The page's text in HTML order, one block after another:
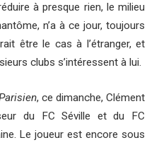
à presque rien, le milieu
n’a à ce jour, toujours
être le cas à l’étranger, et
clubs s’intéressent à lui.
, ce dimanche, Clément
du FC Séville et du FC
Le joueur est encore sous